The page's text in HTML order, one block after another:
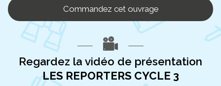
Commandez cet ouvrage
Regardez la vidéo de présentation
LES REPORTERS CYCLE 3